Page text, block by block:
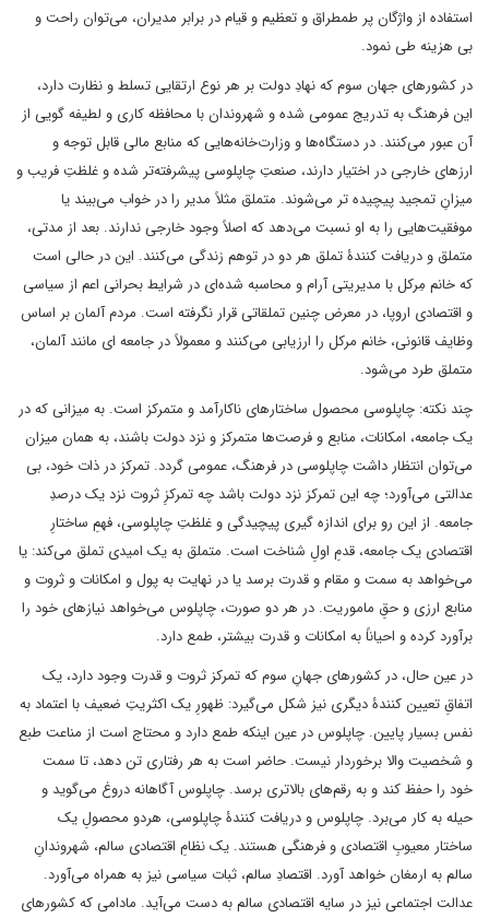
استفاده از واژگان پر طمطراق و تعظیم و قیام در برابر مدیران، می‌توان راحت و
بی هزینه طی نمود.
در کشورهای جهان سوم که نهادِ دولت بر هر نوع ارتقایی تسلط و نظارت دارد،
این فرهنگ به تدریج عمومی شده و شهروندان با محافظه کاری و لطیفه گویی از
آن عبور می‌کنند. در دستگاه‌ها و وزارت‌خانه‌هایی که منابع مالی قابل توجه و
ارزهای خارجی در اختیار دارند، صنعتِ چاپلوسی پیشرفته‌تر شده و غلظتِ فریب و
میزانِ تمجید پیچیده تر می‌شوند. متملق مثلاً مدیر را در خواب می‌بیند یا
موفقیت‌هایی را به او نسبت می‌دهد که اصلاً وجود خارجی ندارند. بعد از مدتی،
متملق و دریافت کنندۀ تملق هر دو در توهم زندگی می‌کنند. این در حالی است
که خانم مِرکل با مدیریتی آرام و محاسبه شده‌ای در شرایط بحرانی اعم از سیاسی
و اقتصادی اروپا، در معرض چنین تملقاتی قرار نگرفته است. مردم آلمان بر اساس
وظایف قانونی، خانم مرکل را ارزیابی می‌کنند و معمولاً در جامعه ای مانند آلمان،
متملق طرد می‌شود.
چند نکته: چاپلوسی محصول ساختارهای ناکارآمد و متمرکز است. به میزانی که در
یک جامعه، امکانات، منابع و فرصت‌ها متمرکز و نزد دولت باشند، به همان میزان
می‌توان انتظار داشت چاپلوسی در فرهنگ، عمومی گردد. تمرکز در ذات خود، بی
عدالتی می‌آورد؛ چه این تمرکز نزد دولت باشد چه تمرکزِ ثروت نزد یک درصدِ
جامعه. از این رو برای اندازه گیری پیچیدگی و غلظتِ چاپلوسی، فهمِ ساختارِ
اقتصادی یک جامعه، قدمِ اولِ شناخت است. متملق به یک امیدی تملق می‌کند: یا
می‌خواهد به سمت و مقام و قدرت برسد یا در نهایت به پول و امکانات و ثروت و
منابع ارزی و حقِ ماموریت. در هر دو صورت، چاپلوس می‌خواهد نیازهای خود را
برآورد کرده و احیاناً به امکانات و قدرت بیشتر، طمع دارد.
در عین حال، در کشورهای جهانِ سوم که تمرکز ثروت و قدرت وجود دارد، یک
اتفاقِ تعیین کنندۀ دیگری نیز شکل می‌گیرد: ظهورِ یک اکثریتِ ضعیف با اعتماد به
نفس بسیار پایین. چاپلوس در عین اینکه طمع دارد و محتاج است از مناعت طبع
و شخصیت والا برخوردار نیست. حاضر است به هر رفتاری تن دهد، تا سمت
خود را حفظ کند و به رقم‌های بالاتری برسد. چاپلوس آگاهانه دروغ می‌گوید و
حیله به کار می‌برد. چاپلوس و دریافت کنندۀ چاپلوسی، هردو محصولِ یک
ساختار معیوبِ اقتصادی و فرهنگی هستند. یک نظامِ اقتصادی سالم، شهروندانِ
سالم به ارمغان خواهد آورد. اقتصادِ سالم، ثبات سیاسی نیز به همراه می‌آورد.
عدالت اجتماعی نیز در سایه اقتصادی سالم به دست می‌آید. مادامی که کشورهای